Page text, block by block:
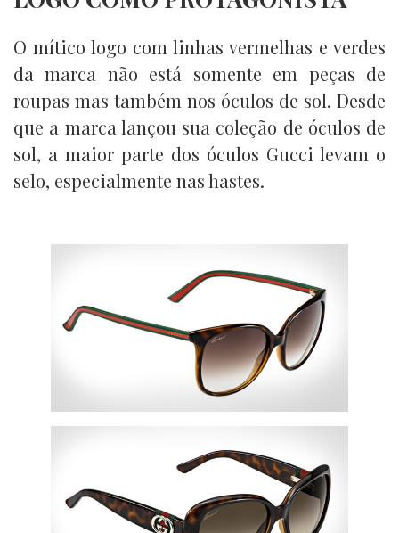
O mítico logo com linhas vermelhas e verdes
da marca não está somente em peças de
roupas mas também nos óculos de sol. Desde
que a marca lançou sua coleção de óculos de
sol, a maior parte dos óculos Gucci levam o
selo, especialmente nas hastes.